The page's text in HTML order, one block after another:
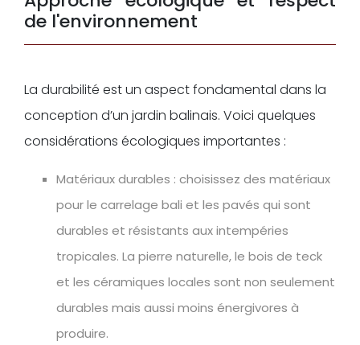
de l'environnement
La durabilité est un aspect fondamental dans la
conception d’un jardin balinais. Voici quelques
considérations écologiques importantes :
Matériaux durables : choisissez des matériaux
pour le carrelage bali et les pavés qui sont
durables et résistants aux intempéries
tropicales. La pierre naturelle, le bois de teck
et les céramiques locales sont non seulement
durables mais aussi moins énergivores à
produire.